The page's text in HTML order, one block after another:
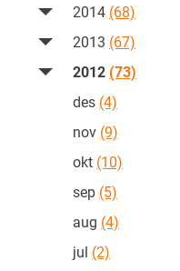
2014 (68)
2013 (67)
2012 (73)
des (4)
nov (9)
okt (10)
sep (5)
aug (4)
jul (2)